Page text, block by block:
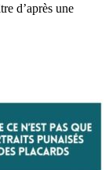
d’après une